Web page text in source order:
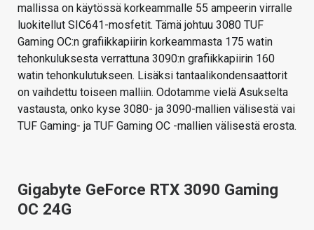
mallissa on käytössä korkeammalle 55 ampeerin virralle
luokitellut SIC641-mosfetit. Tämä johtuu 3080 TUF
Gaming OC:n grafiikkapiirin korkeammasta 175 watin
tehonkuluksesta verrattuna 3090:n grafiikkapiirin 160
watin tehonkulutukseen. Lisäksi tantaalikondensaattorit
on vaihdettu toiseen malliin. Odotamme vielä Asukselta
vastausta, onko kyse 3080- ja 3090-mallien välisestä vai
TUF Gaming- ja TUF Gaming OC -mallien välisestä erosta.
Gigabyte GeForce RTX 3090 Gaming
OC 24G